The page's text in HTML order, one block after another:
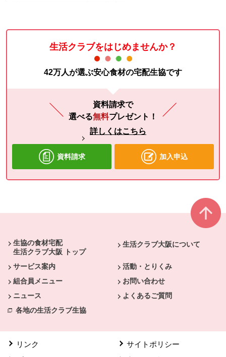
生活クラブをはじめませんか？
42万人が選ぶ安心食材の宅配生協です
資料請求で
選べる無料プレゼント！
詳しくはこちら
資料請求 加入申込
生協の食材宅配
生活クラブ大阪 トップ
生活クラブ大阪について
サービス案内
活動・とりくみ
組合員メニュー
お問い合わせ
ニュース
よくあるご質問
各地の生活クラブ生協
リンク
サイトポリシー